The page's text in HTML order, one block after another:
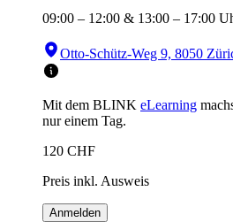
09:00 – 12:00 & 13:00 – 17:00
Otto-Schütz-Weg 9, 8050
Mit dem BLINK eLearning
nur einem Tag.
120 CHF
Preis inkl. Ausweis
Anmelden